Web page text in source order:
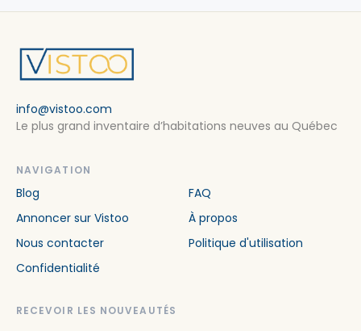
info@vistoo.com
Le plus grand inventaire d’habitations neuves au Québec
NAVIGATION
Blog
FAQ
Annoncer sur Vistoo
À propos
Nous contacter
Politique d'utilisation
Confidentialité
RECEVOIR LES NOUVEAUTÉS